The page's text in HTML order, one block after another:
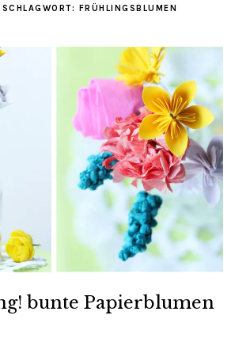
FRÜHLINGSBLUMEN
bunte Papierblumen